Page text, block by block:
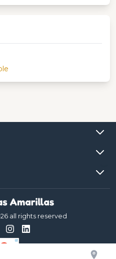
all rights reserved